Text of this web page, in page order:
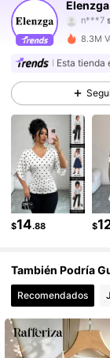
Elenzga
4.88
a***a
4.88
4.88
4.88
4.88
4.88
8.3M
Esta tienda
$14.88 $
También Podría
Recomendados